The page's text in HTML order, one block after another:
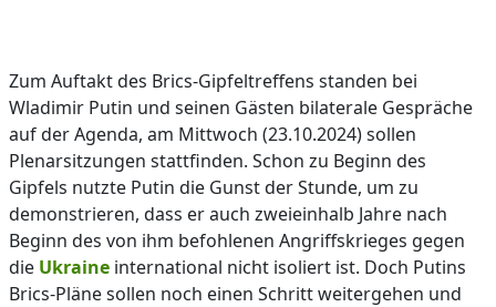
Zum Auftakt des Brics-Gipfeltreffens standen bei
Wladimir Putin und seinen Gästen bilaterale Gespräche
auf der Agenda, am Mittwoch (23.10.2024) sollen
Plenarsitzungen stattfinden. Schon zu Beginn des
Gipfels nutzte Putin die Gunst der Stunde, um zu
demonstrieren, dass er auch zweieinhalb Jahre nach
Beginn des von ihm befohlenen Angriffskrieges gegen
die Ukraine international nicht isoliert ist. Doch Putins
Brics-Pläne sollen noch einen Schritt weitergehen und